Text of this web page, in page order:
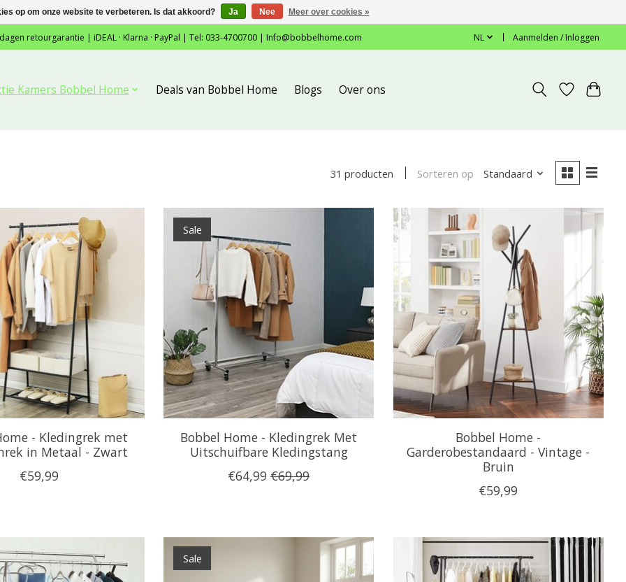
retourgarantie | iDEAL · Klarna · PayPal | Tel: 033-4700700 | Info@bobbelhome.com NL Aanmelden / Inloggen
Kamers Bobbel Home Deals van Bobbel Home Blogs Over ons
31 producten Sorteren op Standaard
- Kledingrek met
in Metaal - Zwart
€59,99
Sale
Bobbel Home - Kledingrek Met
Uitschuifbare Kledingstang
€64,99 €69,99
Bobbel Home -
Garderobestandaard - Vintage -
Bruin
€59,99
Sale
op om onze website te verbeteren. Is dat akkoord? Ja Nee Meer over cookies »